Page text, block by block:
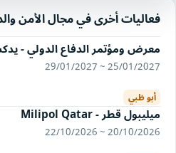
فعاليات أخرى في مجال الأمن
معرض ومؤتمر الدفاع الدولي -
25/01/2027 ~ 29/01/2027
أبو ظبي
ميليبول قطر - Milipol Qatar
20/10/2026 ~ 22/10/2026